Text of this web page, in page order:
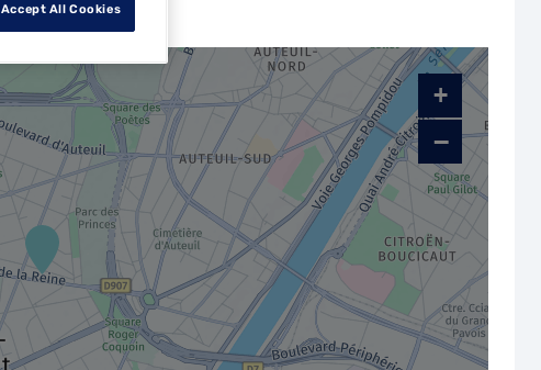
+
−
Accept All Cookies